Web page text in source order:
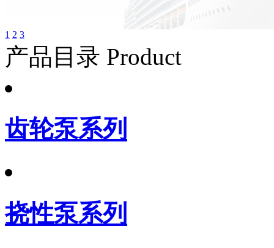
1 2 3
产品目录 Product
齿轮泵系列
挠性泵系列